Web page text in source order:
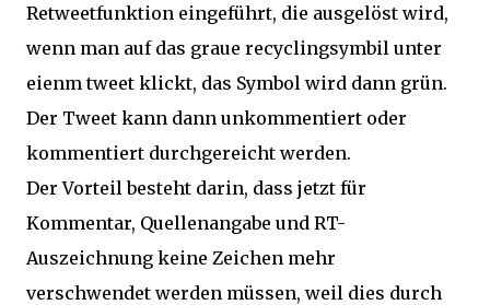
Retweetfunktion eingeführt, die ausgelöst wird,
wenn man auf das graue recyclingsymbil unter
eienm tweet klickt, das Symbol wird dann grün.
Der Tweet kann dann unkommentiert oder
kommentiert durchgereicht werden.
Der Vorteil besteht darin, dass jetzt für
Kommentar, Quellenangabe und RT-
Auszeichnung keine Zeichen mehr
verschwendet werden müssen, weil dies durch